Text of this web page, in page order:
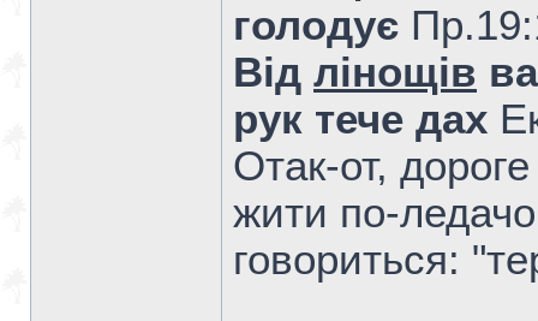
голодує
Від лінощів
рук тече дах
Отак-от,
жити по-
говориться: